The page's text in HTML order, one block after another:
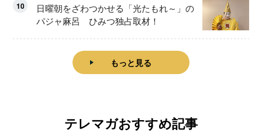
10
日曜朝をざわつかせる「光たもれ～」の
パジャ麻呂 ひみつ独占取材！
もっと見る
テレマガおすすめ記事